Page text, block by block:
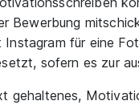
Bewerbung
für eine
sofern es zur
gehaltenes,